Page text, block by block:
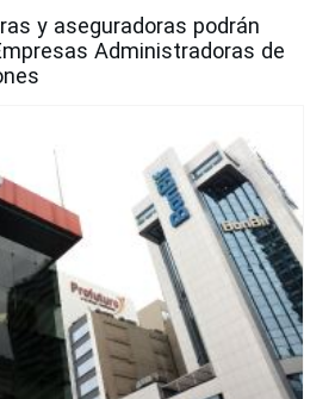
y aseguradoras podrán
Administradoras de